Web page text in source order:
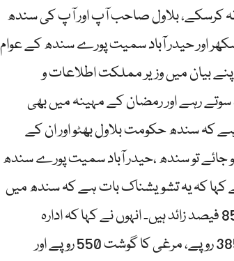
کرسکے، بلاول صاحب آپ اور آپ کی سندھ
اور حیدر آباد سمیت پورے سندھ کے عوام
بیان میں وزیر مملکت اطلاعات و
رہے اور رمضان کے مہینہ میں بھی
کہ سندھ حکومت بلاول بھٹو اور ان کے
جائے تو سندھ ،حیدر آباد سمیت پورے سندھ
نے کہا کہ یہ تشویشناک بات ہے کہ سندھ میں
اشیا ضروریہ کی قیمتوں کی نسبت عام مارکیٹ کی قیمتیں 85 فیصد زائد ہیں۔ انہوں نے کہا کہ ادارہ
شماریات پاکستان کے مطابق آج بھی سندھ میں زندہ مرغی 385 روپے، مرغی کا گوشت 550 روپے اور